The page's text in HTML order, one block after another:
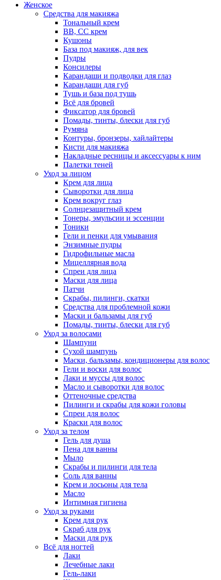
Женское
Средства для макияжа
Тональный крем
BB, CC крем
Кушоны
База под макияж, для век
Пудры
Консилеры
Карандаши и подводки для глаз
Карандаши для губ
Тушь и база под тушь
Всё для бровей
Фиксатор для бровей
Помады, тинты, блески для губ
Румяна
Контуры, бронзеры, хайлайтеры
Кисти для макияжа
Накладные ресницы и аксессуары к ним
Палетки теней
Уход за лицом
Крем для лица
Сыворотки для лица
Крем вокруг глаз
Солнцезащитный крем
Тонеры, эмульсии и эссенции
Тоники
Гели и пенки для умывания
Энзимные пудры
Гидрофильные масла
Мицеллярная вода
Спреи для лица
Маски для лица
Патчи
Скрабы, пилинги, скатки
Средства для проблемной кожи
Маски и бальзамы для губ
Помады, тинты, блески для губ
Уход за волосами
Шампуни
Сухой шампунь
Маски, бальзамы, кондиционеры для волос
Гели и воски для волос
Лаки и муссы для волос
Масло и сыворотки для волос
Оттеночные средства
Пилинги и скрабы для кожи головы
Спреи для волос
Краски для волос
Уход за телом
Гель для душа
Пена для ванны
Мыло
Скрабы и пилинги для тела
Соль для ванны
Крем и лосьоны для тела
Масло
Интимная гигиена
Уход за руками
Крем для рук
Скраб для рук
Маски для рук
Всё для ногтей
Лаки
Лечебные лаки
Гель-лаки